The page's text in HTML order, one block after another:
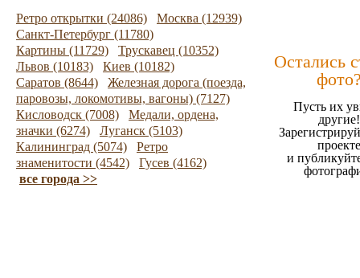
Ретро открытки (24086)
Москва (12939)
Санкт-Петербург (11780)
Картины (11729)
Трускавец (10352)
Львов (10183)
Киев (10182)
Саратов (8644)
Железная дорога (поезда,
паровозы, локомотивы, вагоны) (7127)
Кисловодск (7008)
Медали, ордена,
значки (6274)
Луганск (5103)
Калининград (5074)
Ретро
знаменитости (4542)
Гусев (4162)
все города >>
Остались
Пусть их
другие!
проекте
и